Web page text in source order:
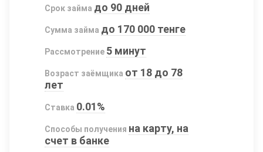
Срок займа до 90 дней
Сумма займа до 170 000 тенге
Рассмотрение 5 минут
Возраст заёмщика от 18 до 78
лет
Ставка 0.01%
Способы получения на карту, на
счет в банке